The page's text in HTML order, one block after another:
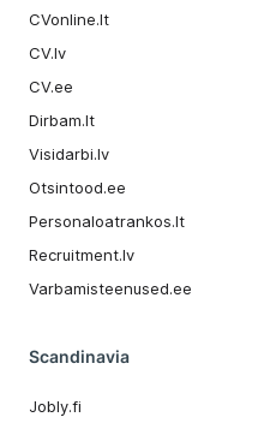
CVonline.lt
CV.lv
CV.ee
Dirbam.It
Visidarbi.lv
Otsintood.ee
Personaloatrankos.lt
Recruitment.lv
Varbamisteenused.ee
Scandinavia
Jobly.fi